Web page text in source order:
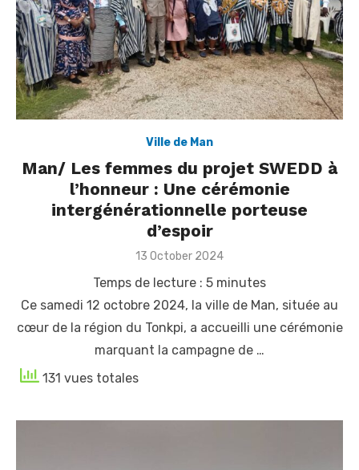
Ville de Man
Man/ Les femmes du projet SWEDD à
l’honneur : Une cérémonie
intergénérationnelle porteuse
d’espoir
Posted
13 October 2024
Temps de lecture : 5 minutes
Ce samedi 12 octobre 2024, la ville de Man, située au
cœur de la région du Tonkpi, a accueilli une cérémonie
marquant la campagne de …
131 vues totales